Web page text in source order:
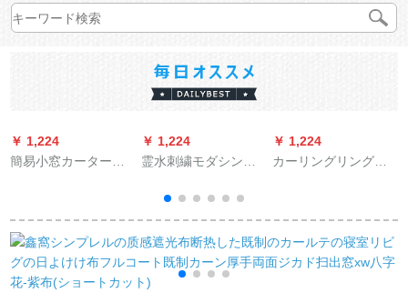
￥ 1,224
簡易小窓カーターテ
には、賃貸住宅寮の
ショウドーウをイト
ンストしているので
す。シンググモル色-
￥ 1,224
霊水刺繍モダシンプ
森系刺繍カトリック
寝室书房出窓花_麻材
质既制カルテルダー
ダーダーダーダーダ
ーダーダーダーダー
￥ 1,224
カーリングリングリ
リング寝室遮光カー
ターテーン遮光テー
プテープのリング厚